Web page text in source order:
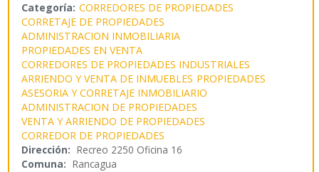
Categoría: CORREDORES DE PROPIEDADES
CORRETAJE DE PROPIEDADES
ADMINISTRACION INMOBILIARIA
PROPIEDADES EN VENTA
CORREDORES DE PROPIEDADES INDUSTRIALES
ARRIENDO Y VENTA DE INMUEBLES PROPIEDADES
ASESORIA Y CORRETAJE INMOBILIARIO
ADMINISTRACION DE PROPIEDADES
VENTA Y ARRIENDO DE PROPIEDADES
CORREDOR DE PROPIEDADES
Dirección: Recreo 2250 Oficina 16
Comuna: Rancagua